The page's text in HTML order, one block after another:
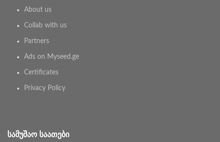
About us
Collab with us
Partners
Ads on Myseed.ge
Certificates
Privacy Policy
ᲡᲐᲛᲣᲨᲐᲝ ᲡᲐᲐᲗᲔᲑᲘ